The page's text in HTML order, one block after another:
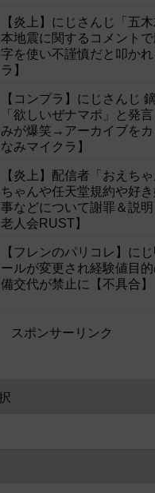
【炎上】にじさんじ「五
本地震に関するコメント
字を使い不謹慎だと叩か
ラ】
【コンプラ】にじさんじ
「欲しいぜナマポ」と発
みが爆笑→アーカイブをカ
なみマイクラ】
【炎上】配信者「おえち
ちゃんや任天堂規約や好
事などについて謝罪＆説
老人会RUST】
【フレンのパリコレ】に
ールが変更され経験値目
備交代が禁止に【不具合】
スポンサーリンク